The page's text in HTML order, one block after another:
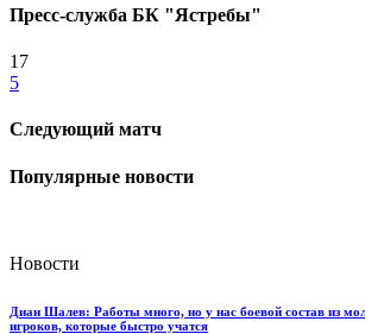
Пресс-служба БК "Ястребы"
17
5
Следующий матч
Популярные новости
Новости
Диан Шалев: Работы много, но у нас боевой состав из
игроков, которые быстро учатся